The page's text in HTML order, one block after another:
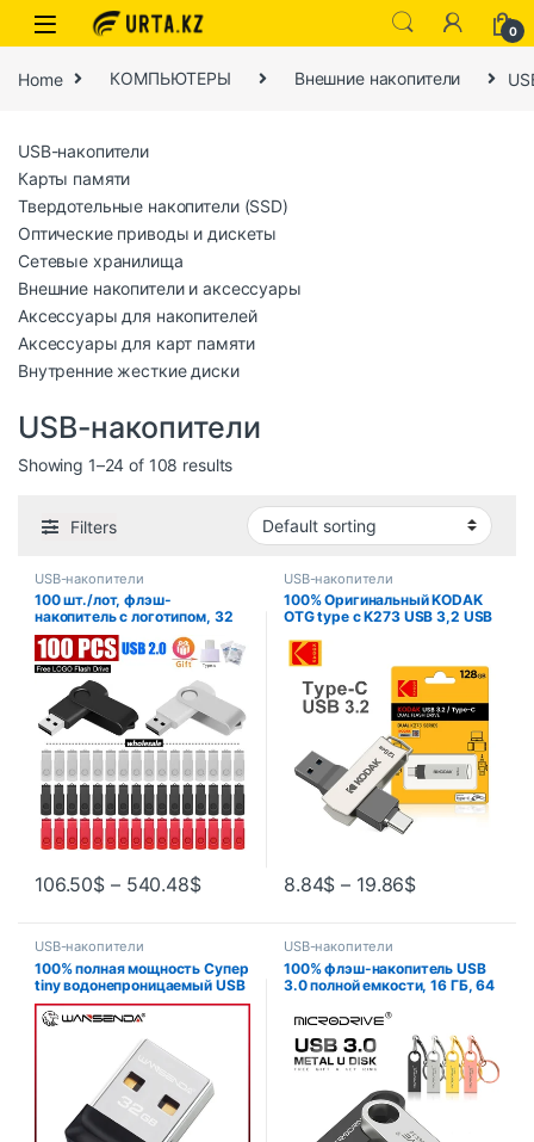
0
Home КОМПЬЮТЕРЫ Внешние накопители
USB-накопители
Карты памяти
Твердотельные накопители (SSD)
Оптические приводы и дискеты
Сетевые хранилища
Внешние накопители и аксессуары
Аксессуары для накопителей
Аксессуары для карт памяти
Внутренние жесткие диски
USB-накопители
Showing 1–24 of 108 results
Filters
USB-накопители
100 шт./лот, флэш-
накопитель с логотипом, 32
ГБ, 16 ГБ, USB-накопитель, 64
ГБ, 8 ГБ, 4 ГБ, флэш-
накопитель, 128 ГБ,
металлический флэш-
накопитель, USB для подарка
106.50$ – 540.48$
USB-накопители
100% Оригинальный KODAK
OTG type c K273 USB 3,2 USB
128 Гб 64 ГБ, флеш-
накопитель для ноутбука, ПК,
медиаплеера, сотового
телефона
8.84$ – 19.86$
USB-накопители
100% полная мощность Супер
tiny водонепроницаемый USB
Flash Drive 32 ГБ 16 ГБ 8 ГБ 4
ГБ Wansenda накопитель
флэш-накопитель памяти
USB-накопители
100% флэш-накопитель USB
3.0 полной емкости, 16 ГБ, 64
крошечный флэш-
накопитель, 32 ГБ, флэш-
накопитель, 128 ГБ,
водонепроницаемая память